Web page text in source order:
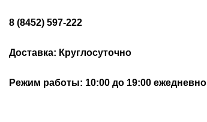
8 (8452) 597-222
Доставка: Круглосуточно
Режим работы: 10:00 до 19:00 ежедневно